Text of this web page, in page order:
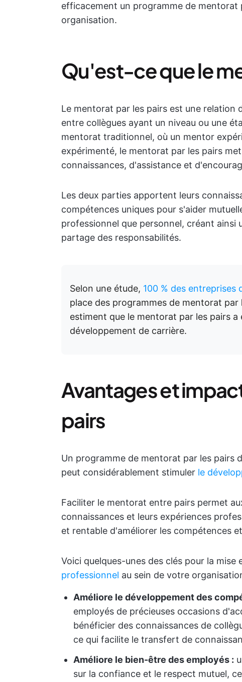
efficacement un programme de mentorat
organisation.
Qu'est-ce que le
Le mentorat par les pairs est une
entre collègues ayant un niveau ou une
mentorat traditionnel, où un mentor
expérimenté, le mentorat par les pairs
connaissances, d'assistance et
Les deux parties apportent leurs
compétences uniques pour s'aider
professionnel que personnel, créant ainsi
partage des responsabilités.
Selon une étude, 100 % des entreprises
place des programmes de mentorat
estiment que le mentorat par les pairs
développement de carrière.
Avantages et
pairs
Un programme de mentorat par les pairs
peut considérablement stimuler le
Faciliter le mentorat entre pairs permet
connaissances et leurs expériences
et rentable d'améliorer les compétences
Voici quelques-unes des clés pour la mise
professionnel au sein de votre
Améliore le développement des
employés de précieuses occasions
bénéficier des connaissances de
ce qui facilite le transfert de
Améliore le bien-être des employés :
sur la confiance et le respect mutuel,